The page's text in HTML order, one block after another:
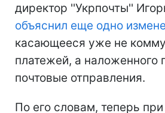
директор ''Укрпочты''
объяснил еще одно
касающееся уже не
платежей, а наложенного
почтовые отправления.
По его словам, теперь